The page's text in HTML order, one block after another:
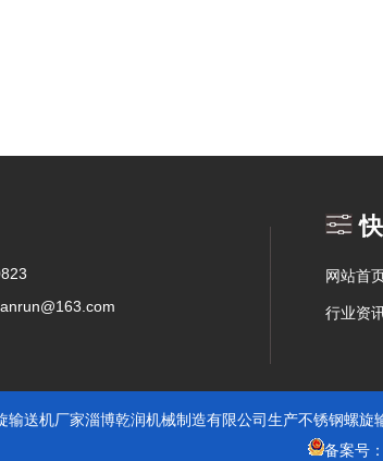
网站首
行业资
输送机厂家淄博乾润机械制造有限公司生产不锈钢螺
备案号